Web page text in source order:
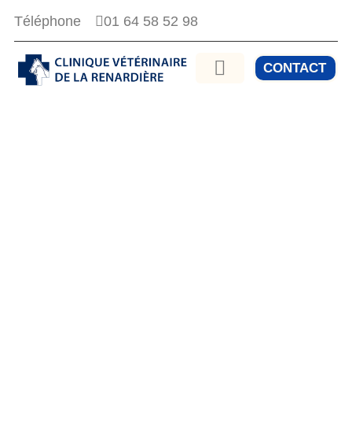
Téléphone 01 64 58 52 98
CONTACT